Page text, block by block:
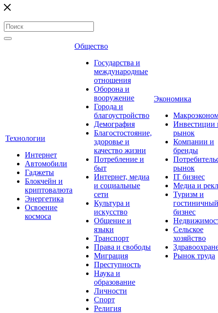
Технологии
Интернет
Автомобили
Гаджеты
Блокчейн и
криптовалюта
Энергетика
Освоение
космоса
Общество
Государства и
международные
отношения
Оборона и
вооружение
Города и
благоустройство
Демография
Благостостояние,
здоровье и
качество жизни
Потребление и
быт
Интернет, медиа
и социальные
сети
Культура и
искусство
Общение и
языки
Транспорт
Права и свободы
Миграция
Преступность
Наука и
образование
Личности
Спорт
Религия
Экономика
Инвестиции
рынок
Компании и
бренды
рынок
IT бизнес
Медиа и
Туризм и
гостиничный
бизнес
Сельское
хозяйство
Рынок труда